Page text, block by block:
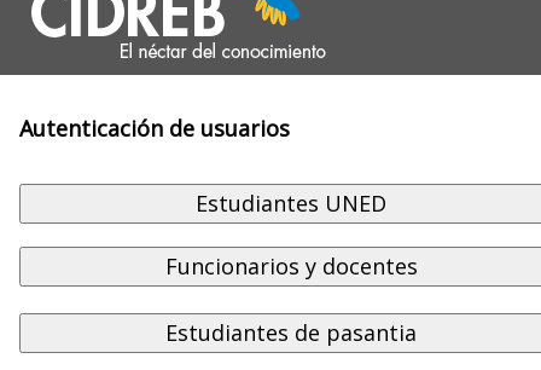
Autenticación de usuarios